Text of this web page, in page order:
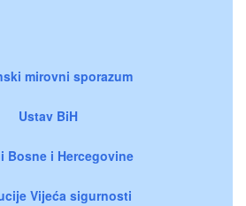
mirovni sporazum
Ustav BiH
Bosne i Hercegovine
Vijeća sigurnosti